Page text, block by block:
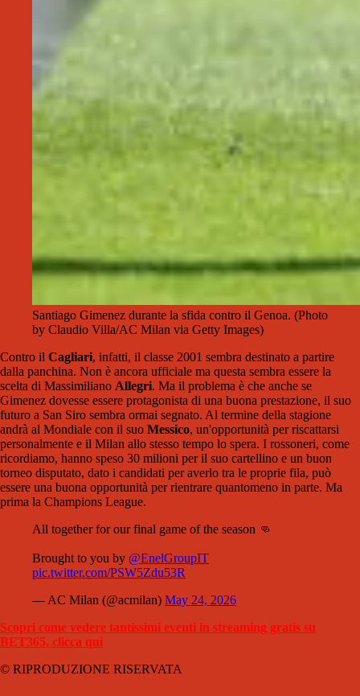
Santiago Gimenez durante la sfida contro il Genoa. (Photo
by Claudio Villa/AC Milan via Getty Images)
Contro il Cagliari, infatti, il classe 2001 sembra destinato a partire
dalla panchina. Non è ancora ufficiale ma questa sembra essere la
scelta di Massimiliano Allegri. Ma il problema è che anche se
Gimenez dovesse essere protagonista di una buona prestazione, il suo
futuro a San Siro sembra ormai segnato. Al termine della stagione
andrà al Mondiale con il suo Messico, un'opportunità per riscattarsi
personalmente e il Milan allo stesso tempo lo spera. I rossoneri, come
ricordiamo, hanno speso 30 milioni per il suo cartellino e un buon
torneo disputato, dato i candidati per averlo tra le proprie fila, può
essere una buona opportunità per rientrare quantomeno in parte. Ma
prima la Champions League.
All together for our final game of the season 👊
Brought to you by @EnelGroupIT
pic.twitter.com/PSW5Zdu53R
— AC Milan (@acmilan) May 24, 2026
Scopri come vedere tantissimi eventi in streaming gratis su
BET365, clicca qui
© RIPRODUZIONE RISERVATA